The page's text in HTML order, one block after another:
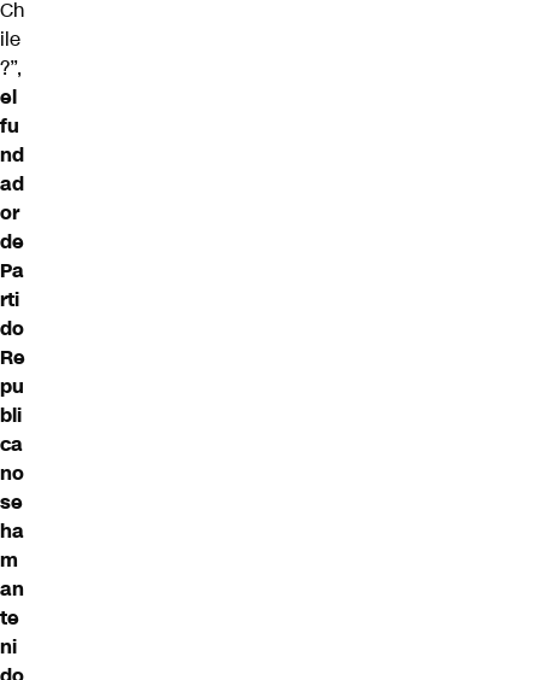
Ch
ile
?”,
el
fu
nd
ad
or
de
Pa
rti
do
Re
pu
bli
ca
no
se
ha
m
an
te
ni